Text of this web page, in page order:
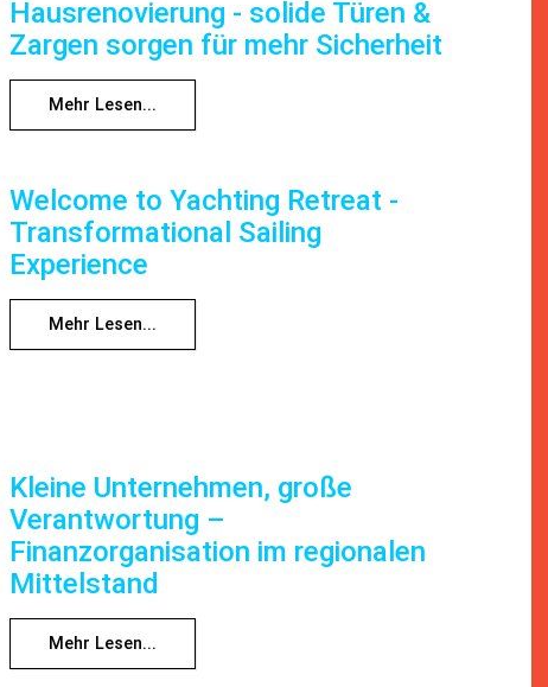
Hausrenovierung - solide Türen &
Zargen sorgen für mehr Sicherheit
Mehr Lesen...
Welcome to Yachting Retreat -
Transformational Sailing
Experience
Mehr Lesen...
Kleine Unternehmen, große
Verantwortung –
Finanzorganisation im regionalen
Mittelstand
Mehr Lesen...